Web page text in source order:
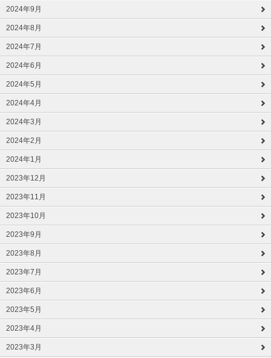
2024年9月
2024年8月
2024年7月
2024年6月
2024年5月
2024年4月
2024年3月
2024年2月
2024年1月
2023年12月
2023年11月
2023年10月
2023年9月
2023年8月
2023年7月
2023年6月
2023年5月
2023年4月
2023年3月